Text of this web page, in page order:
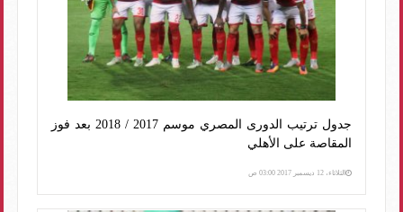
جدول ترتيب الدورى المصري موسم 2017 / 2018 بعد فوز
المقاصة على الأهلي
الثلاثاء، 12 ديسمبر 2017 03:00 ص